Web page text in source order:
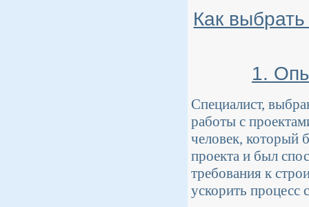
Как
1.
Специалист,
работы с
человек, который
проекта и был
требования к
ускорить процесс